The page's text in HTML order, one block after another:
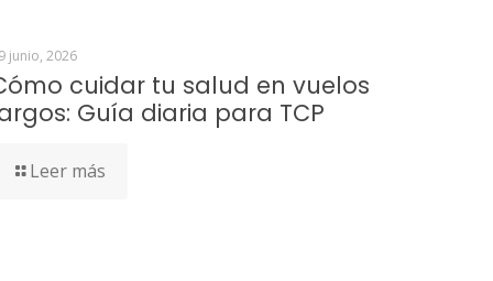
junio, 2026
cuidar tu salud en vuelos
Guía diaria para TCP
Leer más